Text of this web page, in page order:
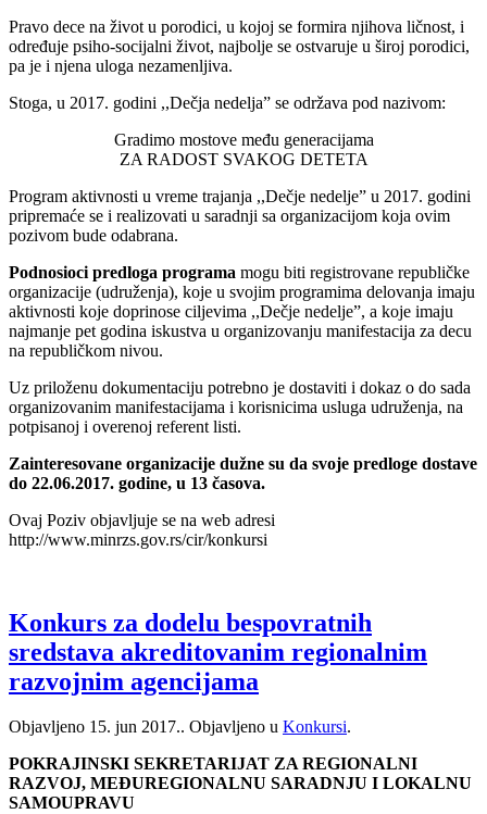
Pravo dece na život u porodici, u kojoj se formira njihova ličnost, i
određuje psiho-socijalni život, najbolje se ostvaruje u široj porodici,
pa je i njena uloga nezamenljiva.
Stoga, u 2017. godini ,,Dečja nedelja” se održava pod nazivom:
Gradimo mostove među generacijama
ZA RADOST SVAKOG DETETA
Program aktivnosti u vreme trajanja ,,Dečje nedelje” u 2017. godini
pripremaće se i realizovati u saradnji sa organizacijom koja ovim
pozivom bude odabrana.
Podnosioci predloga programa mogu biti registrovane republičke
organizacije (udruženja), koje u svojim programima delovanja imaju
aktivnosti koje doprinose ciljevima ,,Dečje nedelje”, a koje imaju
najmanje pet godina iskustva u organizovanju manifestacija za decu
na republičkom nivou.
Uz priloženu dokumentaciju potrebno je dostaviti i dokaz o do sada
organizovanim manifestacijama i korisnicima usluga udruženja, na
potpisanoj i overenoj referent listi.
Zainteresovane organizacije dužne su da svoje predloge dostave
do 22.06.2017. godine, u 13 časova.
Ovaj Poziv objavljuje se na web adresi
http://www.minrzs.gov.rs/cir/konkursi
Konkurs za dodelu bespovratnih
sredstava akreditovanim regionalnim
razvojnim agencijama
Objavljeno 15. jun 2017.. Objavljeno u Konkursi.
POKRAJINSKI SEKRETARIJAT ZA REGIONALNI
RAZVOJ, MEĐUREGIONALNU SARADNJU I LOKALNU
SAMOUPRAVU